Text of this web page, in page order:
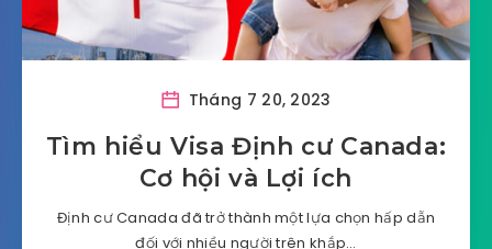
Tháng 7 20, 2023
Tìm hiểu Visa Định cư Canada:
Cơ hội và Lợi ích
Định cư Canada đã trở thành một lựa chọn hấp dẫn
đối với nhiều người trên khắp…